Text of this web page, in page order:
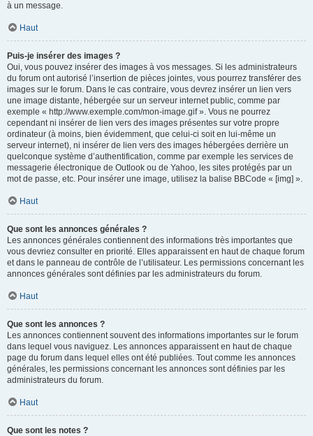
à un message.
Haut
Puis-je insérer des images ?
Oui, vous pouvez insérer des images à vos messages. Si les administrateurs
du forum ont autorisé l’insertion de pièces jointes, vous pourrez transférer des
images sur le forum. Dans le cas contraire, vous devrez insérer un lien vers
une image distante, hébergée sur un serveur internet public, comme par
exemple « http://www.exemple.com/mon-image.gif ». Vous ne pourrez
cependant ni insérer de lien vers des images présentes sur votre propre
ordinateur (à moins, bien évidemment, que celui-ci soit en lui-même un
serveur internet), ni insérer de lien vers des images hébergées derrière un
quelconque système d’authentification, comme par exemple les services de
messagerie électronique de Outlook ou de Yahoo, les sites protégés par un
mot de passe, etc. Pour insérer une image, utilisez la balise BBCode « [img] ».
Haut
Que sont les annonces générales ?
Les annonces générales contiennent des informations très importantes que
vous devriez consulter en priorité. Elles apparaissent en haut de chaque forum
et dans le panneau de contrôle de l’utilisateur. Les permissions concernant les
annonces générales sont définies par les administrateurs du forum.
Haut
Que sont les annonces ?
Les annonces contiennent souvent des informations importantes sur le forum
dans lequel vous naviguez. Les annonces apparaissent en haut de chaque
page du forum dans lequel elles ont été publiées. Tout comme les annonces
générales, les permissions concernant les annonces sont définies par les
administrateurs du forum.
Haut
Que sont les notes ?